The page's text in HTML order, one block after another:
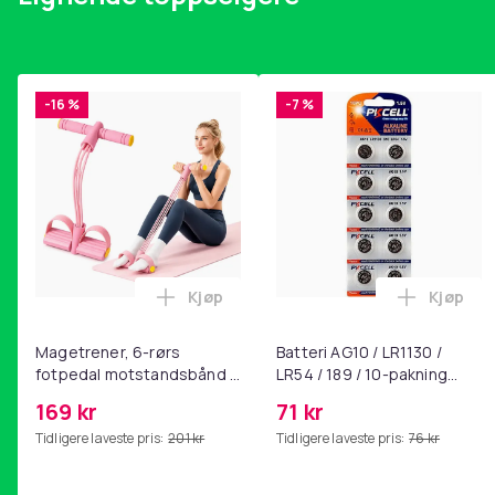
-16 %
Magetrener, 6-rørs
fotpedal motstandsbånd -
yoga og
hjemmegymnastikk Pink
169 kr
Tidligere laveste pris: 201 kr
Legg Magetrener, 6-rørs fotpedal
Kjøp
-7 %
Batteri AG10 / LR1130 /
LR54 / 189 / 10-pakning
71 kr
Tidligere laveste pris: 76 kr
Legg
Kjøp